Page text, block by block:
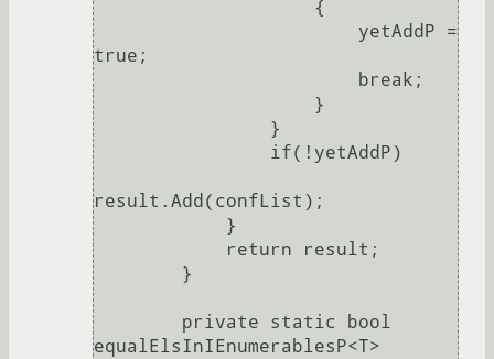
true;
result.Add(confList);
equalElsInIEnumerablesP<T>